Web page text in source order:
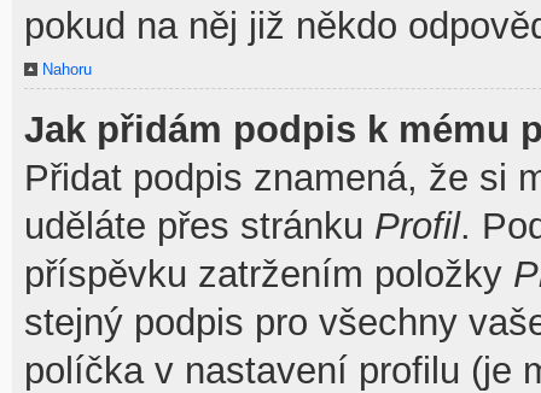
pokud na něj již někdo
Nahoru
Jak přidám podpis k mému
Přidat podpis znamená, že si
uděláte přes stránku Profil.
příspěvku zatržením položky
stejný podpis pro všechny
políčka v nastavení profilu (je